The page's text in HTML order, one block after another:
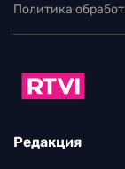
Политика
Редакция